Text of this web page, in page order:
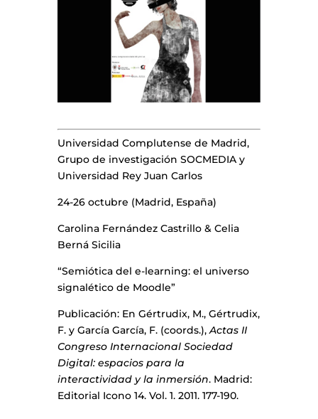
Universidad Complutense de Madrid,
Grupo de investigación SOCMEDIA y
Universidad Rey Juan Carlos
24-26 octubre (Madrid, España)
Carolina Fernández Castrillo & Celia
Berná Sicilia
“Semiótica del e-learning: el universo
signalético de Moodle”
Publicación: En Gértrudix, M., Gértrudix,
F. y García García, F. (coords.),Actas II
Congreso Internacional Sociedad
Digital: espacios para la
interactividad y la inmersión. Madrid:
Editorial Icono 14. Vol. 1. 2011. 177-190.